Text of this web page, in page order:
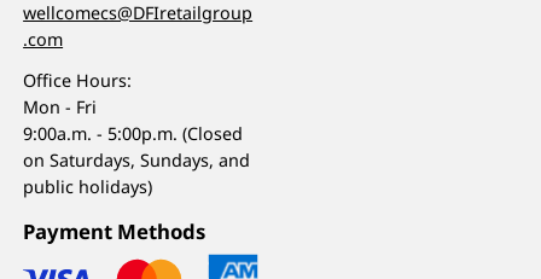
wellcomecs@DFIretailgroup
.com
Office Hours:
Mon - Fri
9:00a.m. - 5:00p.m. (Closed
on Saturdays, Sundays, and
public holidays)
Payment Methods